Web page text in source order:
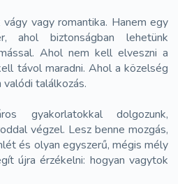
vagy romantika. Hanem egy
ahol biztonságban lehetünk
Ahol nem kell elveszni a
távol maradni. Ahol a közelség
valódi találkozás.
gyakorlatokkal dolgozunk,
végzel. Lesz benne mozgás,
és olyan egyszerű, mégis mély
újra érzékelni: hogyan vagytok